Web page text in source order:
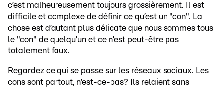
c’est malheureusement toujours grossièrement. Il est
difficile et complexe de définir ce qu’est un "con". La
chose est d’autant plus délicate que nous sommes tous
le "con" de quelqu’un et ce n’est peut-être pas
totalement faux.
Regardez ce qui se passe sur les réseaux sociaux. Les
cons sont partout, n’est-ce-pas? Ils relaient sans